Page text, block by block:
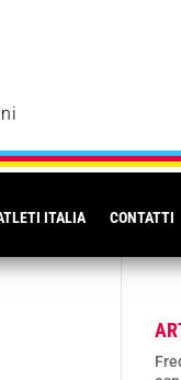
ITALIA CONTATTI